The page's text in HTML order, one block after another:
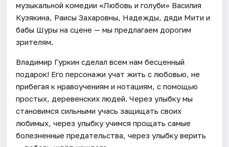
музыкальной комедии «Любовь и голуби» Василия
Кузякина, Раисы Захаровны, Надежды, дяди Мити и
бабы Шуры на сцене — мы предлагаем дорогим
зрителям.
Владимир Гуркин сделал всем нам бесценный
подарок! Его персонажи учат жить с любовью, не
прибегая к нравоучениям и нотациям, с помощью
простых, деревенских людей. Через улыбку мы
становимся сильными учась защищать своих
любимых, через улыбку учимся прощать самые
болезненные предательства, через улыбку верить